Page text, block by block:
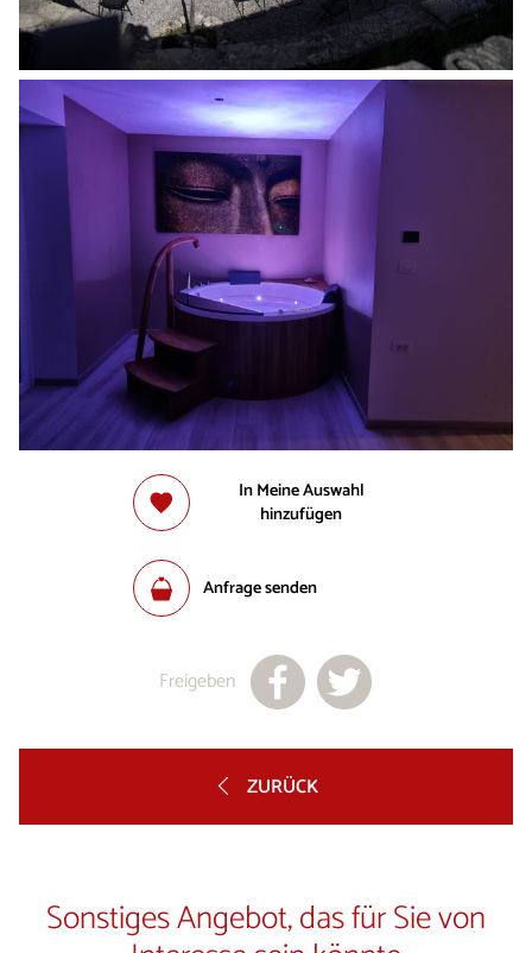
In Meine Auswahl
hinzufügen
Anfrage senden
Freigeben
ZURÜCK
Sonstiges Angebot, das für Sie von